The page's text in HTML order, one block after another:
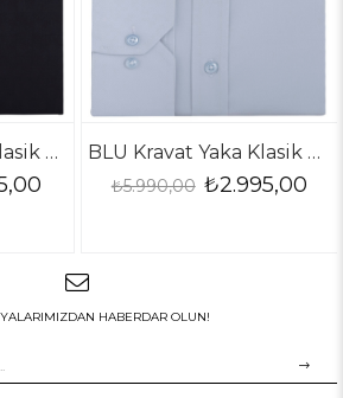
BLU Kravat Yaka Klasik Gömlek
₺2.995,00
₺5.990,00
HABERDAR OLUN!